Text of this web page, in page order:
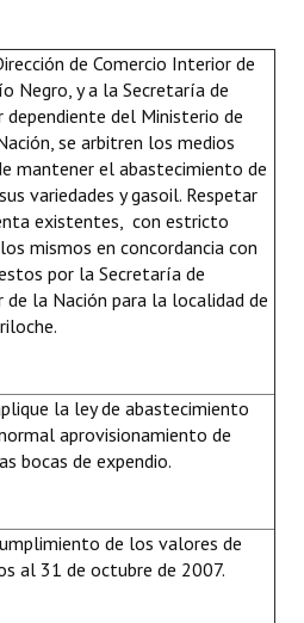
de Comercio Interior de
Negro, y a la Secretaría de
dependiente del Ministerio de
se arbitren los medios
mantener el abastecimiento de
variedades y gasoil. Respetar
existentes, con estricto
mismos en concordancia con
por la Secretaría de
de la Nación para la localidad de
la ley de abastecimiento
aprovisionamiento de
bocas de expendio.
de los valores de
al 31 de octubre de 2007.